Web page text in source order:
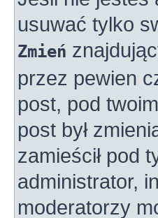
usuwać tylko
Zmień
przez pewien
post, pod
post był
zamieścił pod
administrator,
moderatorzy